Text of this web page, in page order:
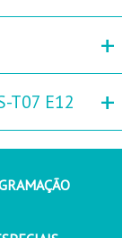
+
T07 E12 +